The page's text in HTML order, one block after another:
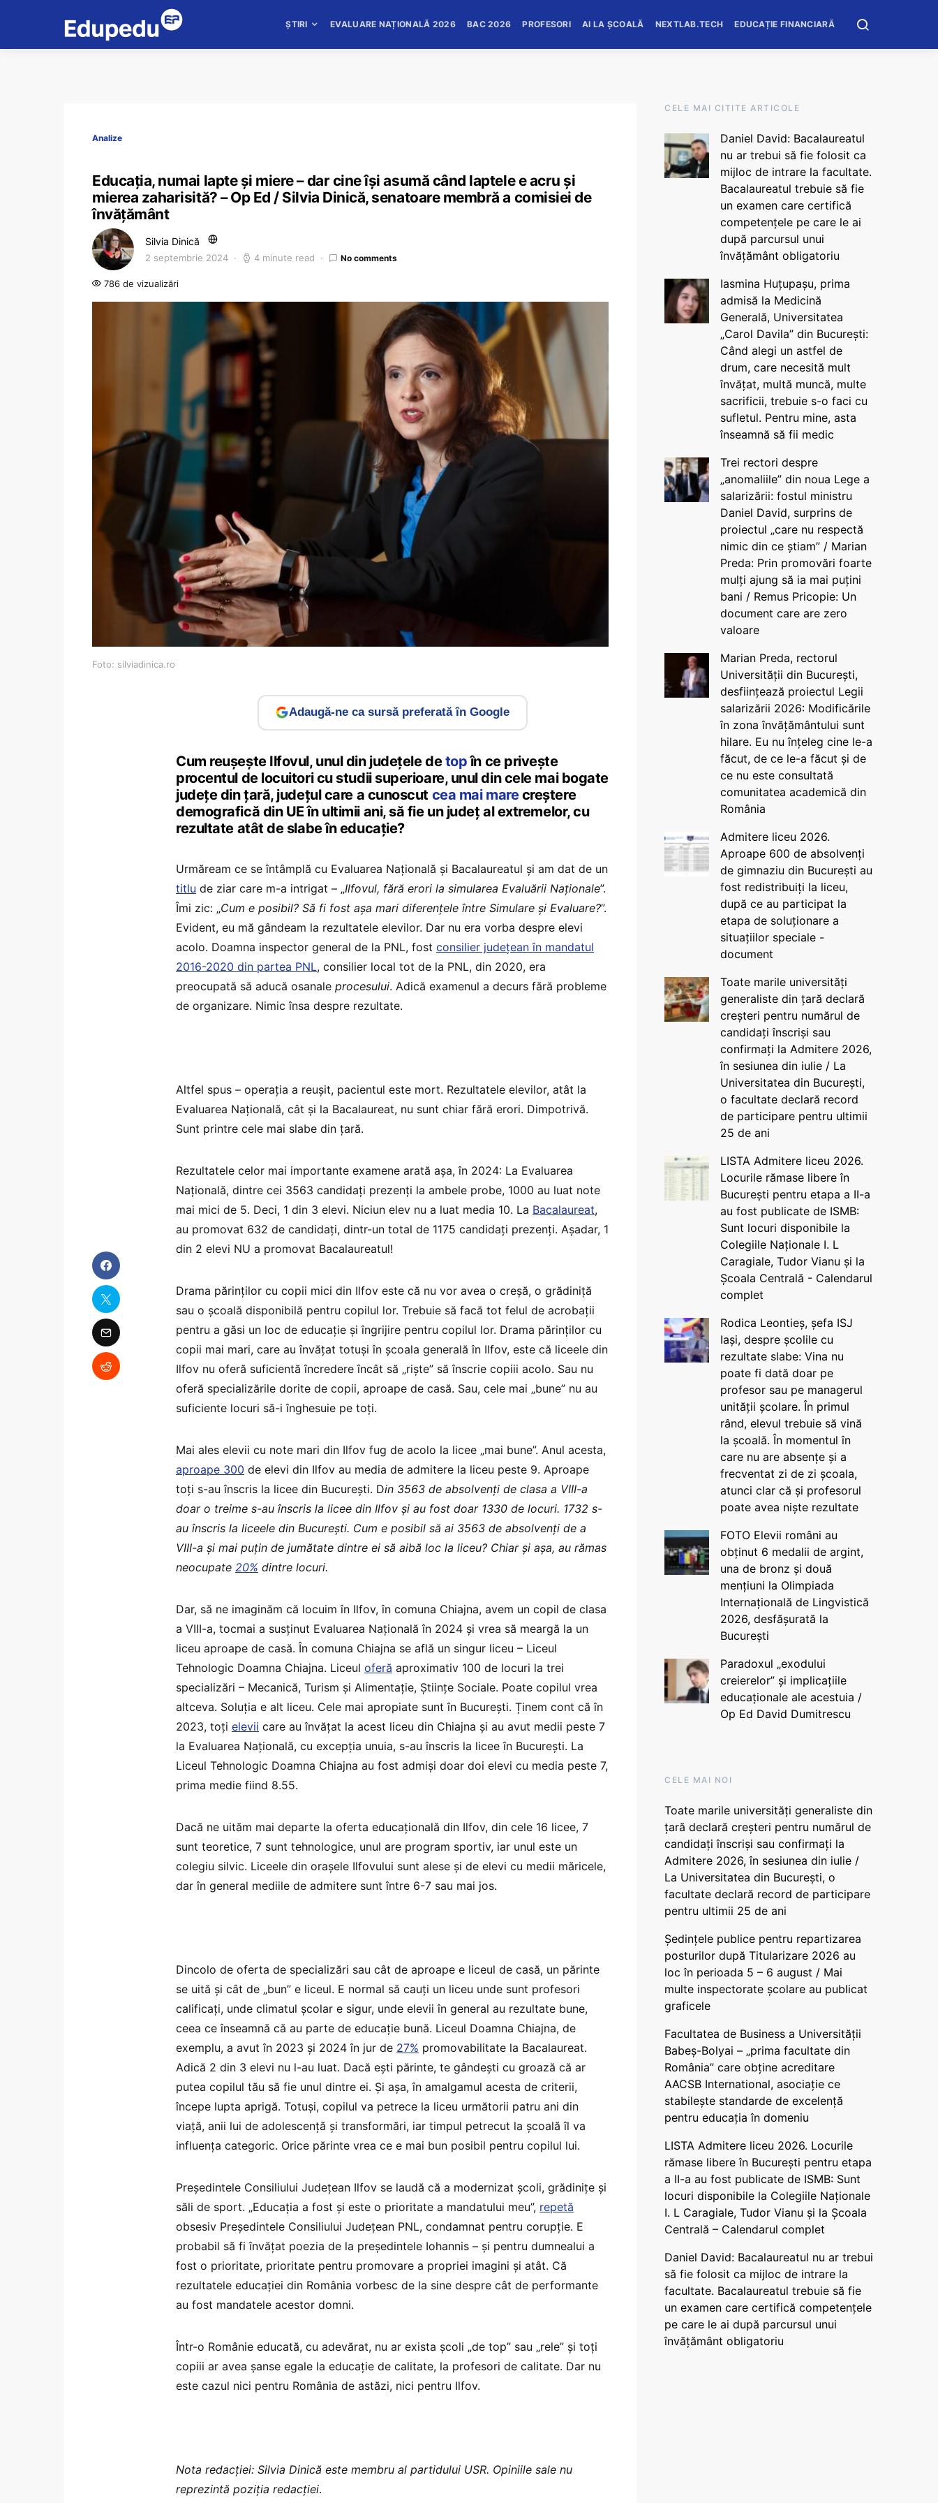
ȘTIRI EVALUARE NAȚIONALĂ 2026 BAC 2026 PROFESORI AI LA ȘCOALĂ NEXTLAB.TECH EDUCAȚIE FINANCIARĂ
Analize
Educația, numai lapte și miere – dar cine își asumă când laptele e acru și
mierea zaharisită? – Op Ed / Silvia Dinică, senatoare membră a comisiei de
învățământ
Silvia Dinică
2 septembrie 2024 4 minute read No comments
786 de vizualizări
Foto: silviadinica.ro
Adaugă-ne ca sursă preferată în Google
Cum reușește Ilfovul, unul din județele detopîn ce privește
procentul de locuitori cu studii superioare, unul din cele mai bogate
județe din țară, județul care a cunoscut cea mai marecreștere
demografică din UE în ultimii ani, să fie un județ al extremelor, cu
rezultate atât de slabe în educație?
Urmăream ce se întâmplă cu Evaluarea Națională și Bacalaureatul și am dat de un
titlu de ziar care m-a intrigat – „Ilfovul, fără erori la simularea Evaluării Naționale”.
Îmi zic: „Cum e posibil? Să fi fost așa mari diferențele între Simulare și Evaluare?”.
Evident, eu mă gândeam la rezultatele elevilor. Dar nu era vorba despre elevi
acolo. Doamna inspector general de la PNL, fost consilier județean în mandatul
2016-2020 din partea PNL, consilier local tot de la PNL, din 2020, era
preocupată să aducă osanale procesului. Adică examenul a decurs fără probleme
de organizare. Nimic însa despre rezultate.
Altfel spus – operația a reușit, pacientul este mort. Rezultatele elevilor, atât la
Evaluarea Națională, cât și la Bacalaureat, nu sunt chiar fără erori. Dimpotrivă.
Sunt printre cele mai slabe din țară.
Rezultatele celor mai importante examene arată așa, în 2024: La Evaluarea
Națională, dintre cei 3563 candidați prezenți la ambele probe, 1000 au luat note
mai mici de 5. Deci, 1 din 3 elevi. Niciun elev nu a luat media 10. La Bacalaureat,
au promovat 632 de candidați, dintr-un total de 1175 candidați prezenți. Așadar, 1
din 2 elevi NU a promovat Bacalaureatul!
Drama părinților cu copii mici din Ilfov este că nu vor avea o creșă, o grădiniță
sau o școală disponibilă pentru copilul lor. Trebuie să facă tot felul de acrobații
pentru a găsi un loc de educație și îngrijire pentru copilul lor. Drama părinților cu
copii mai mari, care au învățat totuși în școala generală în Ilfov, este că liceele din
Ilfov nu oferă suficientă încredere încât să „riște” să înscrie copiii acolo. Sau nu
oferă specializările dorite de copii, aproape de casă. Sau, cele mai „bune” nu au
suficiente locuri să-i înghesuie pe toți.
Mai ales elevii cu note mari din Ilfov fug de acolo la licee „mai bune”. Anul acesta,
aproape 300 de elevi din Ilfov au media de admitere la liceu peste 9. Aproape
toți s-au înscris la licee din București. Din 3563 de absolvenți de clasa a VIII-a
doar o treime s-au înscris la licee din Ilfov și au fost doar 1330 de locuri. 1732 s-
au înscris la liceele din București. Cum e posibil să ai 3563 de absolvenți de a
VIII-a și mai puțin de jumătate dintre ei să aibă loc la liceu? Chiar și așa, au rămas
neocupate 20% dintre locuri.
Dar, să ne imaginăm că locuim în Ilfov, în comuna Chiajna, avem un copil de clasa
a VIII-a, tocmai a susținut Evaluarea Națională în 2024 și vrea să meargă la un
liceu aproape de casă. În comuna Chiajna se află un singur liceu – Liceul
Tehnologic Doamna Chiajna. Liceul oferă aproximativ 100 de locuri la trei
specializări – Mecanică, Turism și Alimentație, Științe Sociale. Poate copilul vrea
altceva. Soluția e alt liceu. Cele mai apropiate sunt în București. Ținem cont că în
2023, toți elevii care au învățat la acest liceu din Chiajna și au avut medii peste 7
la Evaluarea Națională, cu excepția unuia, s-au înscris la licee în București. La
Liceul Tehnologic Doamna Chiajna au fost admiși doar doi elevi cu media peste 7,
prima medie fiind 8.55.
Dacă ne uităm mai departe la oferta educațională din Ilfov, din cele 16 licee, 7
sunt teoretice, 7 sunt tehnologice, unul are program sportiv, iar unul este un
colegiu silvic. Liceele din orașele Ilfovului sunt alese și de elevi cu medii măricele,
dar în general mediile de admitere sunt între 6-7 sau mai jos.
Dincolo de oferta de specializări sau cât de aproape e liceul de casă, un părinte
se uită și cât de „bun” e liceul. E normal să cauți un liceu unde sunt profesori
calificați, unde climatul școlar e sigur, unde elevii în general au rezultate bune,
ceea ce înseamnă că au parte de educație bună. Liceul Doamna Chiajna, de
exemplu, a avut în 2023 și 2024 în jur de 27% promovabilitate la Bacalaureat.
Adică 2 din 3 elevi nu l-au luat. Dacă ești părinte, te gândești cu groază că ar
putea copilul tău să fie unul dintre ei. Și așa, în amalgamul acesta de criterii,
începe lupta aprigă. Totuși, copilul va petrece la liceu următorii patru ani din
viață, anii lui de adolescență și transformări, iar timpul petrecut la școală îl va
influența categoric. Orice părinte vrea ce e mai bun posibil pentru copilul lui.
Președintele Consiliului Județean Ilfov se laudă că a modernizat școli, grădinițe și
săli de sport. „Educația a fost și este o prioritate a mandatului meu”, repetă
obsesiv Președintele Consiliului Județean PNL, condamnat pentru corupție. E
probabil să fi învățat poezia de la președintele Iohannis – și pentru dumnealui a
fost o prioritate, prioritate pentru promovare a propriei imagini și atât. Că
rezultatele educației din România vorbesc de la sine despre cât de performante
au fost mandatele acestor domni.
Într-o Românie educată, cu adevărat, nu ar exista școli „de top” sau „rele” și toți
copiii ar avea șanse egale la educație de calitate, la profesori de calitate. Dar nu
este cazul nici pentru România de astăzi, nici pentru Ilfov.
Nota redacției: Silvia Dinică este membru al partidului USR. Opiniile sale nu
reprezintă poziția redacției.
CELE MAI CITITE ARTICOLE
Daniel David: Bacalaureatul
nu ar trebui să fie folosit ca
mijloc de intrare la facultate.
Bacalaureatul trebuie să fie
un examen care certifică
competențele pe care le ai
după parcursul unui
învățământ obligatoriu
Iasmina Huțupașu, prima
admisă la Medicină
Generală, Universitatea
„Carol Davila” din București:
Când alegi un astfel de
drum, care necesită mult
învățat, multă muncă, multe
sacrificii, trebuie s-o faci cu
sufletul. Pentru mine, asta
înseamnă să fii medic
Trei rectori despre
„anomaliile” din noua Lege a
salarizării: fostul ministru
Daniel David, surprins de
proiectul „care nu respectă
nimic din ce știam” / Marian
Preda: Prin promovări foarte
mulți ajung să ia mai puțini
bani / Remus Pricopie: Un
document care are zero
valoare
Marian Preda, rectorul
Universității din București,
desființează proiectul Legii
salarizării 2026: Modificările
în zona învățământului sunt
hilare. Eu nu înțeleg cine le-a
făcut, de ce le-a făcut și de
ce nu este consultată
comunitatea academică din
România
Admitere liceu 2026.
Aproape 600 de absolvenți
de gimnaziu din București au
fost redistribuiți la liceu,
după ce au participat la
etapa de soluționare a
situațiilor speciale -
document
Toate marile universități
generaliste din țară declară
creșteri pentru numărul de
candidați înscriși sau
confirmați la Admitere 2026,
în sesiunea din iulie / La
Universitatea din București,
o facultate declară record
de participare pentru ultimii
25 de ani
LISTA Admitere liceu 2026.
Locurile rămase libere în
București pentru etapa a II-a
au fost publicate de ISMB:
Sunt locuri disponibile la
Colegiile Naționale I. L
Caragiale, Tudor Vianu și la
Școala Centrală - Calendarul
complet
Rodica Leontieș, șefa ISJ
Iași, despre școlile cu
rezultate slabe: Vina nu
poate fi dată doar pe
profesor sau pe managerul
unității școlare. În primul
rând, elevul trebuie să vină
la școală. În momentul în
care nu are absențe și a
frecventat zi de zi școala,
atunci clar că și profesorul
poate avea niște rezultate
FOTO Elevii români au
obținut 6 medalii de argint,
una de bronz și două
mențiuni la Olimpiada
Internațională de Lingvistică
2026, desfășurată la
București
Paradoxul „exodului
creierelor” și implicațiile
educaționale ale acestuia /
Op Ed David Dumitrescu
CELE MAI NOI
Toate marile universități generaliste din
țară declară creșteri pentru numărul de
candidați înscriși sau confirmați la
Admitere 2026, în sesiunea din iulie /
La Universitatea din București, o
facultate declară record de participare
pentru ultimii 25 de ani
Ședințele publice pentru repartizarea
posturilor după Titularizare 2026 au
loc în perioada 5 – 6 august / Mai
multe inspectorate școlare au publicat
graficele
Facultatea de Business a Universității
Babeș-Bolyai – „prima facultate din
România” care obține acreditare
AACSB International, asociație ce
stabilește standarde de excelență
pentru educația în domeniu
LISTA Admitere liceu 2026. Locurile
rămase libere în București pentru etapa
a II-a au fost publicate de ISMB: Sunt
locuri disponibile la Colegiile Naționale
I. L Caragiale, Tudor Vianu și la Școala
Centrală – Calendarul complet
Daniel David: Bacalaureatul nu ar trebui
să fie folosit ca mijloc de intrare la
facultate. Bacalaureatul trebuie să fie
un examen care certifică competențele
pe care le ai după parcursul unui
învățământ obligatoriu